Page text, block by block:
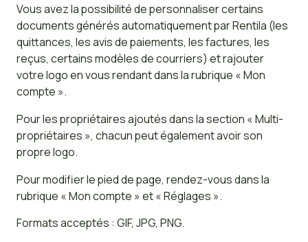
Vous avez la possibilité de personnaliser certains
documents générés automatiquement par Rentila (les
quittances, les avis de paiements, les factures, les
reçus, certains modèles de courriers) et rajouter
votre logo en vous rendant dans la rubrique « Mon
compte ».
Pour les propriétaires ajoutés dans la section « Multi-
propriétaires », chacun peut également avoir son
propre logo.
Pour modifier le pied de page, rendez-vous dans la
rubrique « Mon compte » et « Réglages ».
Formats acceptés : GIF, JPG, PNG.